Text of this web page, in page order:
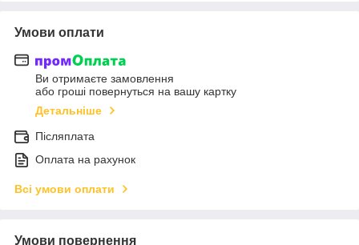
Умови оплати
Ви отримаєте замовлення
або гроші повернуться на вашу картку
Детальніше
Післяплата
Оплата на рахунок
Всі умови оплати
Умови повернення